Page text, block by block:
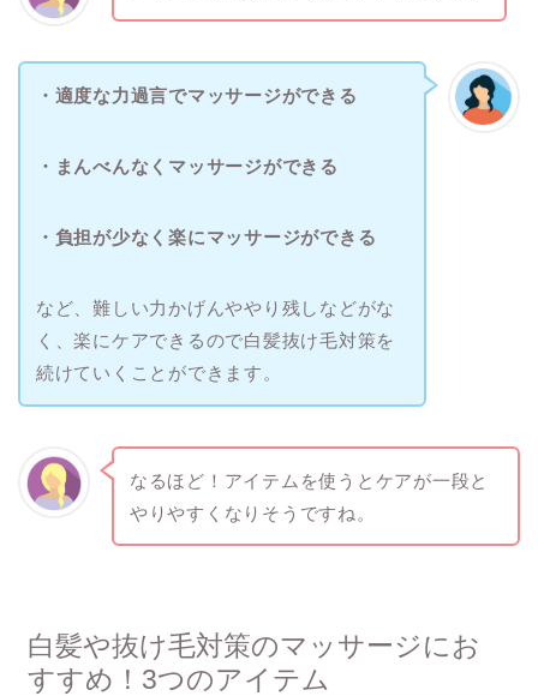
・適度な力過言でマッサージができる
・まんべんなくマッサージができる
・負担が少なく楽にマッサージができる
など、難しい力かげんややり残しなどがな
く、楽にケアできるので白髪抜け毛対策を
続けていくことができます。
なるほど！アイテムを使うとケアが一段と
やりやすくなりそうですね。
白髪や抜け毛対策のマッサージにお
すすめ！3つのアイテム